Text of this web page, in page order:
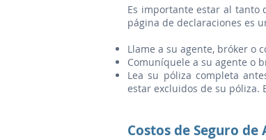
Es importante estar al tanto
página de declaraciones es
Llame a su agente, bróker o
Comuníquele a su agente o
Lea su póliza completa
estar excluidos de su póliza.
Costos de Seguro de